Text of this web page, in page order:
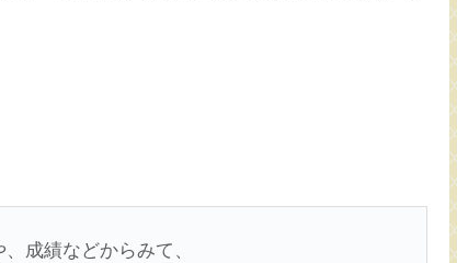
成績などからみて、